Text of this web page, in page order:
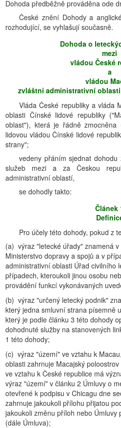
Dohoda předběžně prováděna ode
České znění Dohody a
rozhodující, se vyhlašují současně.
Dohoda o
mezi
vládou České
a
vládou
zvláštní administrativní
Vláda České republiky a vláda
oblasti Čínské lidové republiky
oblast"), která je řádně
lidovou vládou Čínské lidové
strany";
vedeny přáním sjednat
služeb mezi a za Českou
administrativní oblastí,
se dohodly takto:
Článek
Pro účely této dohody, pokud z
(a) výraz "letecké úřady" znamená
Ministerstvo dopravy a spojů a v
administrativní oblasti Úřad civilního
případech, kteroukoli jinou osobu
provádění funkcí vykonávaných
(b) výraz "určený letecký podnik"
který jedna smluvní strana písemně
který je podle článku 3 této dohody
dohodnuté služby na stanovených
1 této dohody;
(c) výraz "území" ve vztahu k
oblasti zahrnuje Macajský
ve vztahu k České republice má
výraz "území" v článku 2 Úmluvy o
otevřené k podpisu v Chicagu dne
zahrnuje jakoukoli přílohu přijatou
jakoukoli změnu příloh nebo Úmluvy
(dále Úmluva);